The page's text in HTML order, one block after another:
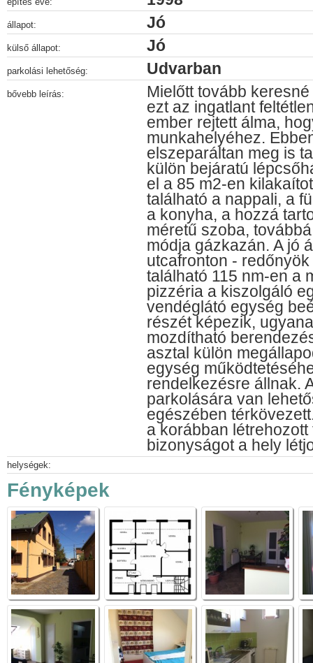
állapot: Jó
külső állapot: Jó
parkolási lehetőség: Udvarban
bővebb leírás:
Mielőtt tovább
ezt az ingatlant
ember rejtett álma,
munkahelyéhez.
elszeparáltan meg is
külön bejáratú
el a 85 m2-en
található a nappali, a
a konyha, a hozzá
méretű szoba,
módja gázkazán. A jó
utcafronton -
található 115 nm-en a
pizzéria a kiszolgáló
vendéglátó egység
részét képezik,
mozdítható
asztal külön
egység
rendelkezésre állnak.
parkolására van
egészében
a korábban
bizonyságot a hely
helységek:
Fényképek